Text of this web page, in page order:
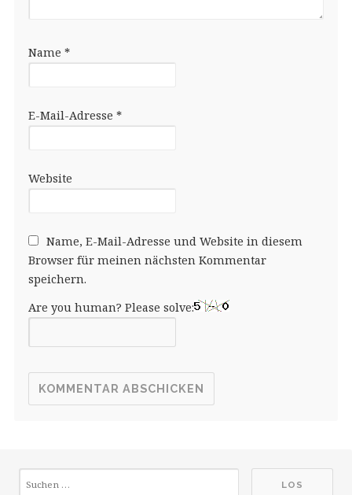
Name *
E-Mail-Adresse *
Website
Name, E-Mail-Adresse und Website in diesem
Browser für meinen nächsten Kommentar
speichern.
Are you human? Please solve: